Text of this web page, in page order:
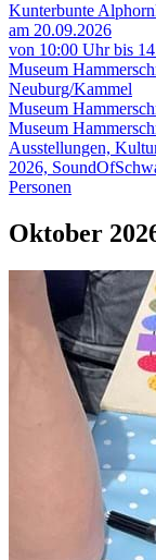
Kunterbunte
am 20.09.2026
von 10:00 Uhr bis
Museum
Neuburg/Kammel
Museum
Museum
Ausstellungen,
2026,
Personen
Oktober